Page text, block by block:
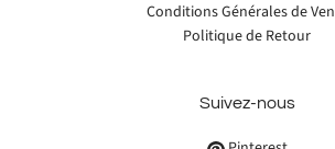
Conditions Générales de
Politique de Retour
Suivez-nous